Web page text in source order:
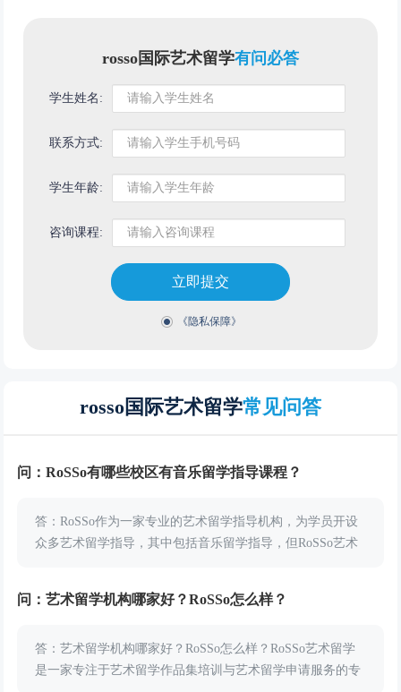
rosso国际艺术留学有问必答
学生姓名:
联系方式:
学生年龄:
咨询课程:
立即提交
《隐私保障》
rosso国际艺术留学常见问答
问：RoSSo有哪些校区有音乐留学指导课程？
答：RoSSo作为一家专业的艺术留学指导机构，为学员开设
众多艺术留学指导，其中包括音乐留学指导，但RoSSo艺术
问：艺术留学机构哪家好？RoSSo怎么样？
答：艺术留学机构哪家好？RoSSo怎么样？RoSSo艺术留学
是一家专注于艺术留学作品集培训与艺术留学申请服务的专